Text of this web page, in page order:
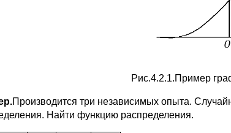
Рис.4.2.1.Пример
Производится три независимых опыта.
Найти функцию распределения.